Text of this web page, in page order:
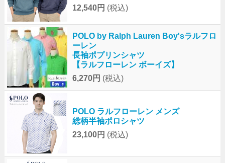
12,540円 (税込)
POLO by Ralph Lauren Boy'sラルフロ
ーレン
長袖ポプリンシャツ
【ラルフローレン ボーイズ】
6,270円 (税込)
POLO ラルフローレン メンズ
総柄半袖ポロシャツ
23,100円 (税込)